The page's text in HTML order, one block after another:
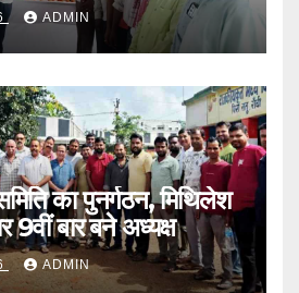
ADMIN
समिति का पुनर्गठन, मिथिलेश
9वीं बार बने अध्यक्ष
ADMIN